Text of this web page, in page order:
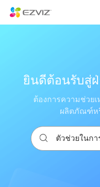
ยินดีต้อนรับสู่
ต้องการความช่วย
ผลิตภัณฑ์ห